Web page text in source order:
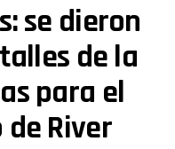
se dieron
de la
para el
River